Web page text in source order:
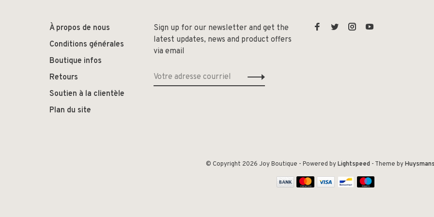
À propos de nous
Conditions générales
Boutique infos
Retours
Soutien à la clientèle
Plan du site
Sign up for our newsletter and get the
latest updates, news and product offers
via email
© Copyright 2026 Joy Boutique - Powered byLightspeed- Theme by